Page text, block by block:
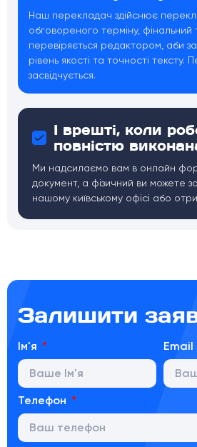
Наш перекладач здійснює
обговореного терміну, фінальний
перевіряється редактором, аби
рівень якості та точності тексту.
засвідчується.
І врешті, коли
повністю
Ми надсилаємо вам в онлайн
документ, а фізичний ви можете
нашому київському офісі або
Залишити
Ім'я Email
Телефон